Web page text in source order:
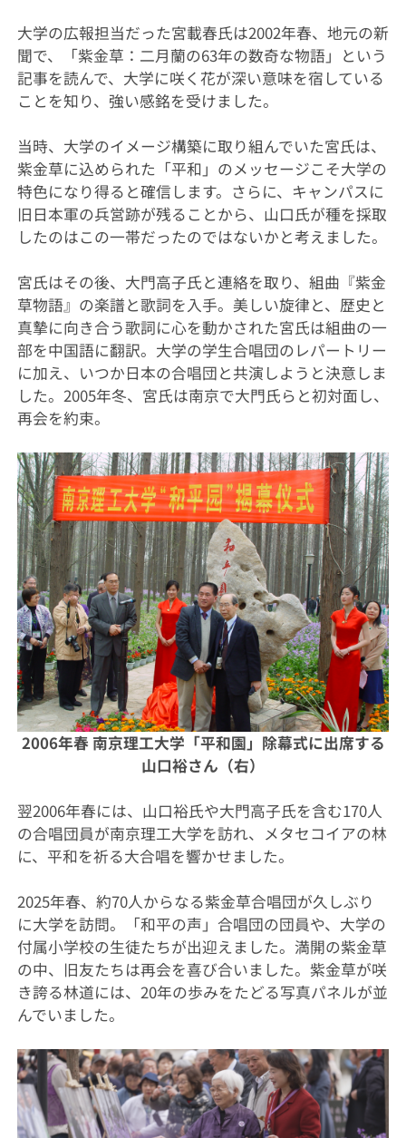
大学の広報担当だった宮載春氏は2002年春、地元の新
聞で、「紫金草：二月蘭の63年の数奇な物語」という
記事を読んで、大学に咲く花が深い意味を宿している
ことを知り、強い感銘を受けました。
当時、大学のイメージ構築に取り組んでいた宮氏は、
紫金草に込められた「平和」のメッセージこそ大学の
特色になり得ると確信します。さらに、キャンパスに
旧日本軍の兵営跡が残ることから、山口氏が種を採取
したのはこの一帯だったのではないかと考えました。
宮氏はその後、大門高子氏と連絡を取り、組曲『紫金
草物語』の楽譜と歌詞を入手。美しい旋律と、歴史と
真摯に向き合う歌詞に心を動かされた宮氏は組曲の一
部を中国語に翻訳。大学の学生合唱団のレパートリー
に加え、いつか日本の合唱団と共演しようと決意しま
した。2005年冬、宮氏は南京で大門氏らと初対面し、
再会を約束。
2006年春 南京理工大学「平和園」除幕式に出席する
山口裕さん（右）
翌2006年春には、山口裕氏や大門高子氏を含む170人
の合唱団員が南京理工大学を訪れ、メタセコイアの林
に、平和を祈る大合唱を響かせました。
2025年春、約70人からなる紫金草合唱団が久しぶり
に大学を訪問。「和平の声」合唱団の団員や、大学の
付属小学校の生徒たちが出迎えました。満開の紫金草
の中、旧友たちは再会を喜び合いました。紫金草が咲
き誇る林道には、20年の歩みをたどる写真パネルが並
んでいました。